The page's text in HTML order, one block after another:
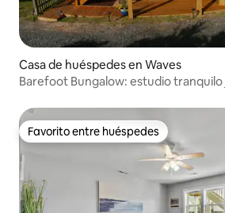
Casa de huéspedes en Waves
Barefoot Bungalow: estudio
Favorito entre huéspedes
Favorito entre huéspedes